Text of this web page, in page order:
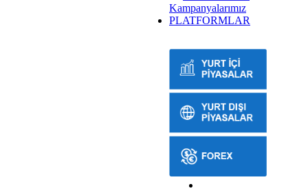
Kampanyalarımız
PLATFORMLAR